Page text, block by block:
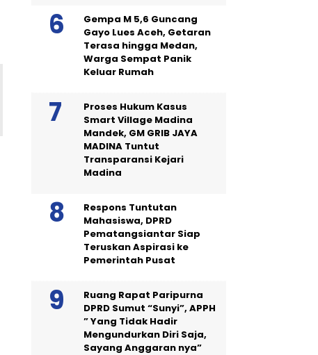
Gempa M 5,6 Guncang
Gayo Lues Aceh, Getaran
Terasa hingga Medan,
Warga Sempat Panik
Keluar Rumah
Proses Hukum Kasus
Smart Village Madina
Mandek, GM GRIB JAYA
MADINA Tuntut
Transparansi Kejari
Madina
Respons Tuntutan
Mahasiswa, DPRD
Pematangsiantar Siap
Teruskan Aspirasi ke
Pemerintah Pusat
Ruang Rapat Paripurna
DPRD Sumut “Sunyi”, APPH
” Yang Tidak Hadir
Mengundurkan Diri Saja,
Sayang Anggaran nya”